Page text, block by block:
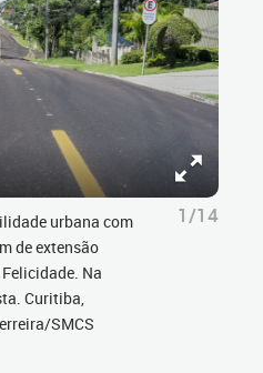
urbana com
de extensão
Na
Curitiba,
SMCS
1/14